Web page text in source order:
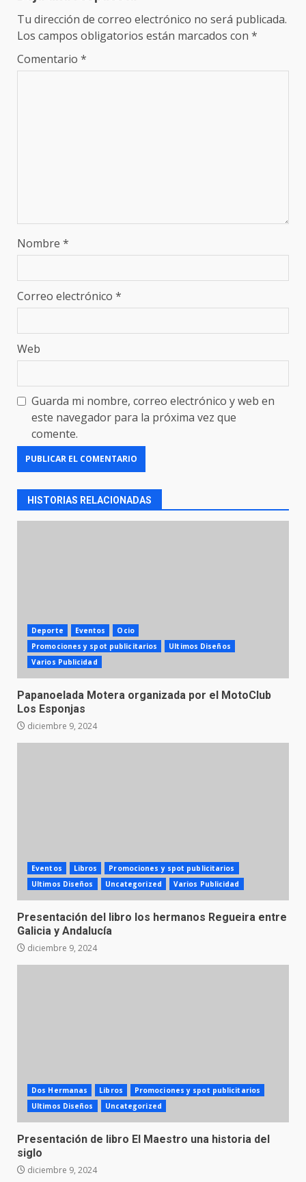
Tu dirección de correo electrónico no será publicada.
Los campos obligatorios están marcados con *
Comentario *
Nombre *
Correo electrónico *
Web
Guarda mi nombre, correo electrónico y web en
este navegador para la próxima vez que
comente.
HISTORIAS RELACIONADAS
Deporte Eventos
Ocio
Promociones y spot publicitarios
Ultimos Diseños
Varios Publicidad
Papanoelada Motera organizada por el MotoClub
Los Esponjas
diciembre 9, 2024
Eventos Libros
Promociones y spot publicitarios
Ultimos Diseños
Uncategorized Varios Publicidad
Presentación del libro los hermanos Regueira entre
Galicia y Andalucía
diciembre 9, 2024
Dos Hermanas Libros
Promociones y spot publicitarios
Ultimos Diseños
Uncategorized
Presentación de libro El Maestro una historia del
siglo
diciembre 9, 2024